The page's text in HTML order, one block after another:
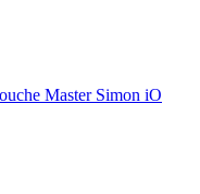
Master Simon iO